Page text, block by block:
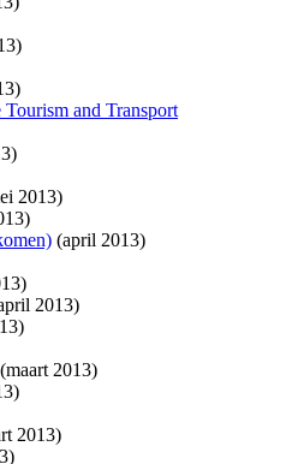
and Transport
2013)
(april 2013)
2013)
(maart 2013)
2013)